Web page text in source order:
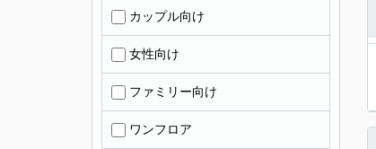
カップル向け
女性向け
ファミリー向け
ワンフロア